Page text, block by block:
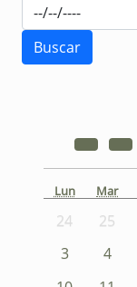
Lun Mar
24 25
3
4